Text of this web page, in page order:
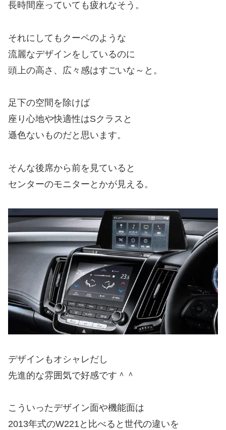
長時間座っていても疲れなそう。
それにしてもクーペのような
流麗なデザインをしているのに
頭上の高さ、広々感はすごいな～と。
足下の空間を除けば
座り心地や快適性はSクラスと
遜色ないものだと思います。
そんな後席から前を見ていると
センターのモニターとかが見える。
デザインもオシャレだし
先進的な雰囲気で好感です＾＾
こういったデザイン面や機能面は
2013年式のW221と比べると世代の違いを